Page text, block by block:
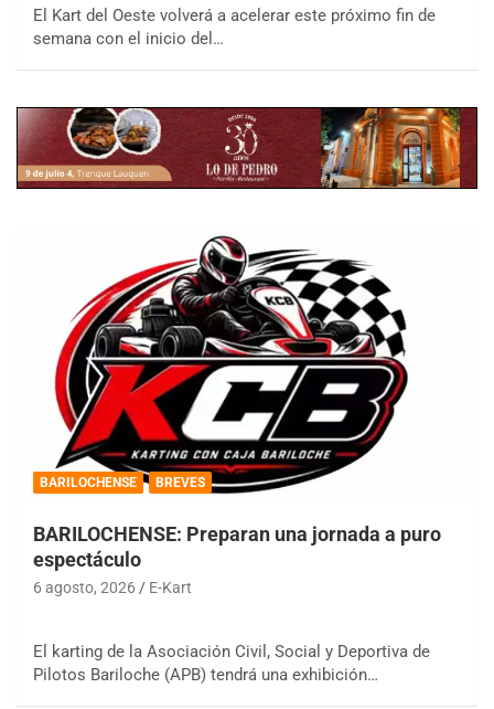
El Kart del Oeste volverá a acelerar este próximo fin de
semana con el inicio del…
BARILOCHENSE BREVES
BARILOCHENSE: Preparan una jornada a puro
espectáculo
6 agosto, 2026 E-Kart
El karting de la Asociación Civil, Social y Deportiva de
Pilotos Bariloche (APB) tendrá una exhibición…